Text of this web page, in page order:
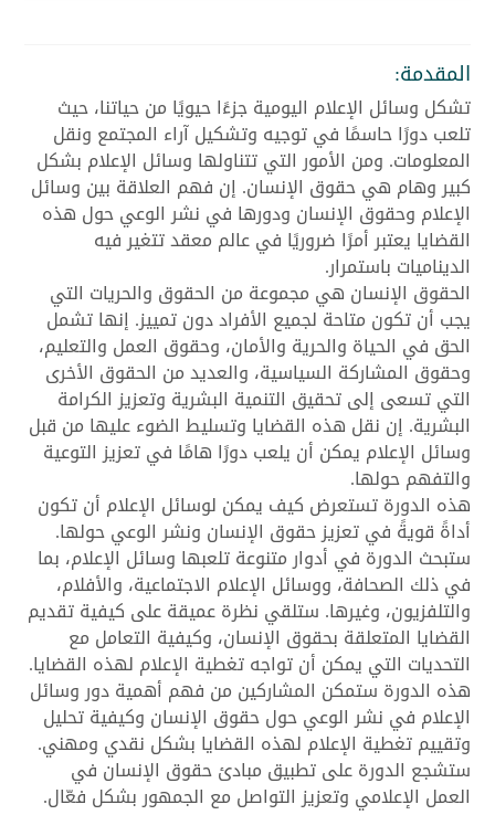
المقدمة:
تشكل وسائل الإعلام اليومية جزءًا حيويًا من حياتنا، حيث
تلعب دورًا حاسمًا في توجيه وتشكيل آراء المجتمع ونقل
المعلومات. ومن الأمور التي تتناولها وسائل الإعلام بشكل
كبير وهام هي حقوق الإنسان. إن فهم العلاقة بين وسائل
الإعلام وحقوق الإنسان ودورها في نشر الوعي حول هذه
القضايا يعتبر أمرًا ضروريًا في عالم معقد تتغير فيه
الديناميات باستمرار.
الحقوق الإنسان هي مجموعة من الحقوق والحريات التي
يجب أن تكون متاحة لجميع الأفراد دون تمييز. إنها تشمل
الحق في الحياة والحرية والأمان، وحقوق العمل والتعليم،
وحقوق المشاركة السياسية، والعديد من الحقوق الأخرى
التي تسعى إلى تحقيق التنمية البشرية وتعزيز الكرامة
البشرية. إن نقل هذه القضايا وتسليط الضوء عليها من قبل
وسائل الإعلام يمكن أن يلعب دورًا هامًا في تعزيز التوعية
والتفهم حولها.
هذه الدورة تستعرض كيف يمكن لوسائل الإعلام أن تكون
أداةً قويةً في تعزيز حقوق الإنسان ونشر الوعي حولها.
ستبحث الدورة في أدوار متنوعة تلعبها وسائل الإعلام، بما
في ذلك الصحافة، ووسائل الإعلام الاجتماعية، والأفلام،
والتلفزيون، وغيرها. ستلقي نظرة عميقة على كيفية تقديم
القضايا المتعلقة بحقوق الإنسان، وكيفية التعامل مع
التحديات التي يمكن أن تواجه تغطية الإعلام لهذه القضايا.
هذه الدورة ستمكن المشاركين من فهم أهمية دور وسائل
الإعلام في نشر الوعي حول حقوق الإنسان وكيفية تحليل
وتقييم تغطية الإعلام لهذه القضايا بشكل نقدي ومهني.
ستشجع الدورة على تطبيق مبادئ حقوق الإنسان في
العمل الإعلامي وتعزيز التواصل مع الجمهور بشكل فعّال.